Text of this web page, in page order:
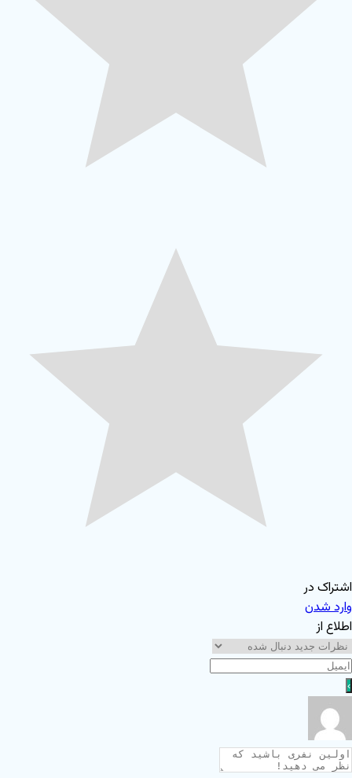
اشتراک در
وارد شدن
اطلاع از